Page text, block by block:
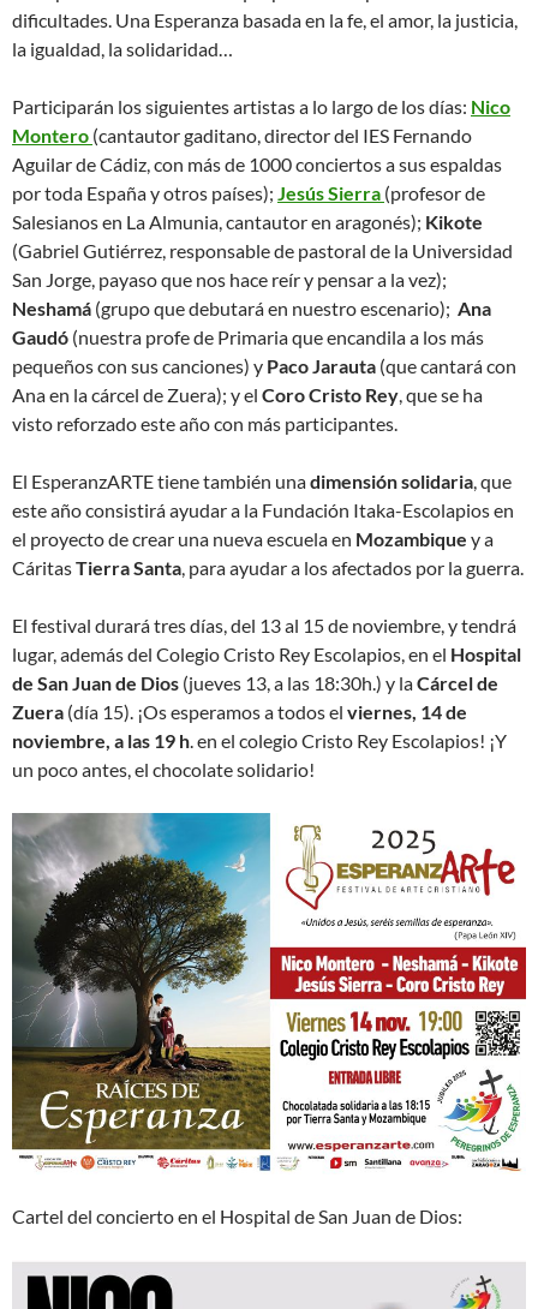
dificultades. Una Esperanza basada en la fe, el amor, la justicia,
la igualdad, la solidaridad…
Participarán los siguientes artistas a lo largo de los días: Nico
Montero (cantautor gaditano, director del IES Fernando
Aguilar de Cádiz, con más de 1000 conciertos a sus espaldas
por toda España y otros países); Jesús Sierra (profesor de
Salesianos en La Almunia, cantautor en aragonés); Kikote
(Gabriel Gutiérrez, responsable de pastoral de la Universidad
San Jorge, payaso que nos hace reír y pensar a la vez);
Neshamá (grupo que debutará en nuestro escenario); Ana
Gaudó (nuestra profe de Primaria que encandila a los más
pequeños con sus canciones) y Paco Jarauta (que cantará con
Ana en la cárcel de Zuera); y el Coro Cristo Rey, que se ha
visto reforzado este año con más participantes.
El EsperanzARTE tiene también unadimensión solidaria, que
este año consistirá ayudar a la Fundación Itaka-Escolapios en
el proyecto de crear una nueva escuela en Mozambique y a
CáritasTierra Santa, para ayudar a los afectados por la guerra.
El festival durará tres días, del 13 al 15 de noviembre, y tendrá
lugar, además del Colegio Cristo Rey Escolapios, en el Hospital
de San Juan de Dios (jueves 13, a las 18:30h.) y laCárcel de
Zuera (día 15). ¡Os esperamos a todos el viernes, 14 de
noviembre, a las 19 h. en el colegio Cristo Rey Escolapios! ¡Y
un poco antes, el chocolate solidario!
Cartel del concierto en el Hospital de San Juan de Dios: